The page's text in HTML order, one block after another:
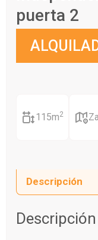
puerta 2
115m2
Descripción
Descripción